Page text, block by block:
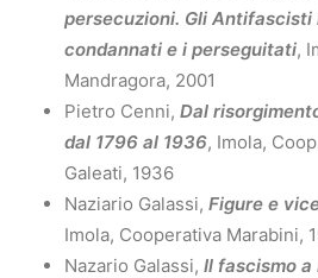
persecuzioni. Gli Antifascisti
condannati e i perseguitati,
Mandragora, 2001
Pietro Cenni, Dal
dal 1796 al 1936, Imola,
Galeati, 1936
Naziario Galassi, Figure e
Imola, Cooperativa Marabini,
Nazario Galassi, Il fascismo a